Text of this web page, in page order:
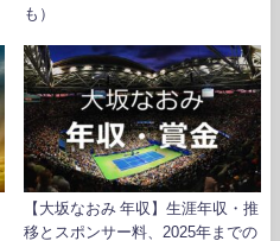
も）
【大坂なおみ 年収】生涯年収・推
移とスポンサー料、2025年までの